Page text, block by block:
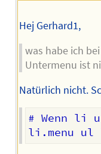
Hej Gerhard1,
was habe ich
Untermenu ist
Natürlich nicht.
# Wenn li